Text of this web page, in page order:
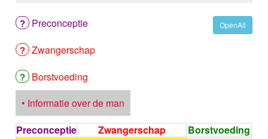
CARBONAAT
ALGLUCOSIDASE alfa
ALITRETINOINE
ALIZAPRIDE
ALLOPURINOL
ALMOTRIPTAN
ALOGLIPTINE benzoaat
OpenAll
Preconceptie
Zwangerschap
Borstvoeding
• Informatie over de man
Preconceptie
Zwangerschap
Borstvoeding